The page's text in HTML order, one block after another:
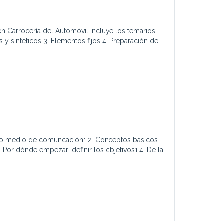
Carrocería del Automóvil incluye los temarios
y sintéticos 3. Elementos fijos 4. Preparación de
medio de comuncación1.2. Conceptos básicos
dónde empezar: definir los objetivos1.4. De la